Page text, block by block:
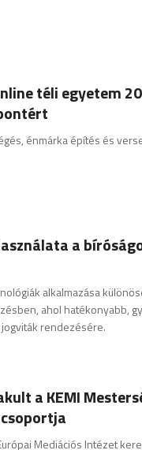
téli egyetem
énmárka építés és
a
alkalmazása
ahol hatékonyabb,
rendezésére.
a KEMI
Mediációs Intézet